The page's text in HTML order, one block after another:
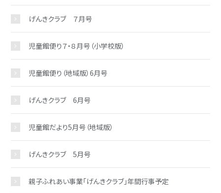
げんきクラブ ７月号
児童館便り７・８月号（小学校版）
児童館便り（地域版）6月号
げんきクラブ 6月号
児童館だより5月号（地域版）
げんきクラブ 5月号
親子ふれあい事業「げんきクラブ」年間行事予定